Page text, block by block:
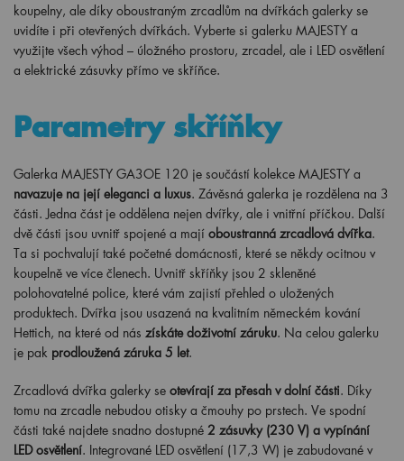
koupelny, ale díky oboustraným zrcadlům na dvířkách galerky se
uvidíte i při otevřených dvířkách. Vyberte si galerku MAJESTY a
využijte všech výhod – úložného prostoru, zrcadel, ale i LED osvětlení
a elektrické zásuvky přímo ve skříňce.
Parametry skříňky
Galerka MAJESTY GA3OE 120 je součástí kolekce MAJESTY a
navazuje na její eleganci a luxus. Závěsná galerka je rozdělena na 3
části. Jedna část je oddělena nejen dvířky, ale i vnitřní příčkou. Další
dvě části jsou uvnitř spojené a mají oboustranná zrcadlová dvířka.
Ta si pochvalují také početné domácnosti, které se někdy ocitnou v
koupelně ve více členech. Uvnitř skříňky jsou 2 skleněné
polohovatelné police, které vám zajistí přehled o uložených
produktech. Dvířka jsou usazená na kvalitním německém kování
Hettich, na které od nás získáte doživotní záruku. Na celou galerku
je pak prodloužená záruka 5 let.
Zrcadlová dvířka galerky se otevírají za přesah v dolní části. Díky
tomu na zrcadle nebudou otisky a čmouhy po prstech. Ve spodní
části také najdete snadno dostupné 2 zásuvky (230 V) a vypínání
LED osvětlení. Integrované LED osvětlení (17,3 W) je zabudované v